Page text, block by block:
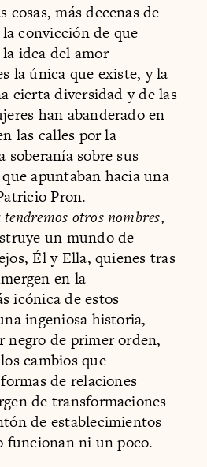
cosas, más decenas de
convicción de que
idea del amor
la única que existe, y la
cierta diversidad y de las
han abanderado en
las calles por la
soberanía sobre sus
apuntaban hacia una
Pron.
otros nombres,
un mundo de
Él y Ella, quienes tras
en la
icónica de estos
ingeniosa historia,
negro de primer orden,
cambios que
de relaciones
de transformaciones
de establecimientos
funcionan ni un poco.